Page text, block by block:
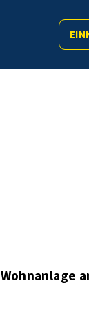
Wohnanlage